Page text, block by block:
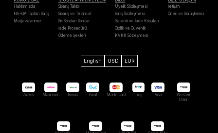
Hakkımızda
HE-QA Toptan Satış
Mağazalarımız
Sipariş Takibi
Sipariş ve Teslimat
Sık Sorulan Sorular
İade Prosedürü
Ödeme Şekilleri
Üyelik Sözleşmesi
Satış Sözleşmesi
Garanti ve İade Koşulları
Gizlilik ve Güvenlik
KVKK Sözleşmesi
İletişim
Öneri ve Görüşleriniz
English USD EUR
Axess Maximum Bonus Paraf Mastercard Troy Visa
Western
Unıon